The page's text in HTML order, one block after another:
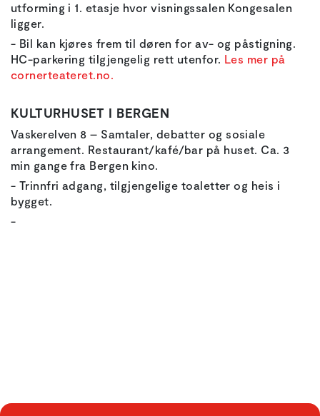
utforming i 1. etasje hvor visningssalen Kongesalen
ligger.
- Bil kan kjøres frem til døren for av- og påstigning.
HC-parkering tilgjengelig rett utenfor. Les mer på
cornerteateret.no.
KULTURHUSET I BERGEN
Vaskerelven 8 – Samtaler, debatter og sosiale
arrangement. Restaurant/kafé/bar på huset. Ca. 3
min gange fra Bergen kino.
- Trinnfri adgang, tilgjengelige toaletter og heis i
bygget.
-